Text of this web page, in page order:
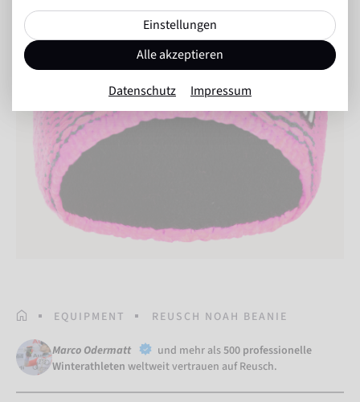
STARTSEITEEQUIPMENT REUSCH NOAH BEANIE
Marco Odermatt und mehr als500 professionelle
Winterathleten weltweit vertrauen auf Reusch.
Einstellungen
Alle akzeptieren
Datenschutz Impressum